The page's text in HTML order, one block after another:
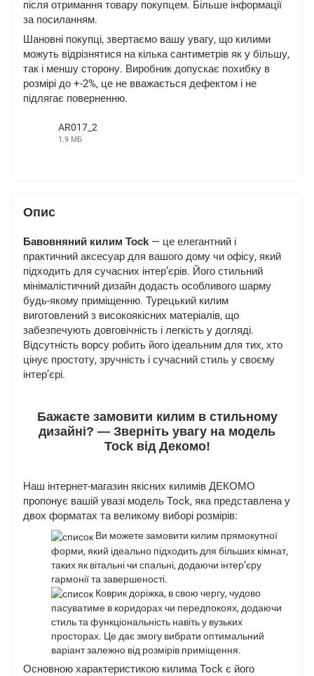
після отримання товару покупцем. Більше інформації
за посиланням.
Шановні покупці, звертаємо вашу увагу, що килими
можуть відрізнятися на кілька сантиметрів як у більшу,
так і меншу сторону. Виробник допускає похибку в
розмірі до +-2%, це не вважається дефектом і не
підлягає поверненню.
AR017_2
1.9 МБ
Опис
Бавовняний килим Tock — це елегантний і
практичний аксесуар для вашого дому чи офісу, який
підходить для сучасних інтер’єрів. Його стильний
мінімалістичний дизайн додасть особливого шарму
будь-якому приміщенню. Турецький килим
виготовлений з високоякісних матеріалів, що
забезпечують довговічність і легкість у догляді.
Відсутність ворсу робить його ідеальним для тих, хто
цінує простоту, зручність і сучасний стиль у своєму
інтер’єрі.
Бажаєте замовити килим в стильному
дизайні? — Зверніть увагу на модель
Tock від Декомо!
Наш інтернет-магазин якісних килимів ДЕКОМО
пропонує вашій увазі модель Tock, яка представлена у
двох форматах та великому виборі розмірів:
Ви можете замовити килим прямокутної
форми, який ідеально підходить для більших кімнат,
таких як вітальні чи спальні, додаючи інтер’єру
гармонії та завершеності.
Коврик доріжка, в свою чергу, чудово
пасуватиме в коридорах чи передпокоях, додаючи
стиль та функціональність навіть у вузьких
просторах. Це дає змогу вибрати оптимальний
варіант залежно від розмірів приміщення.
Основною характеристикою килима Tock є його